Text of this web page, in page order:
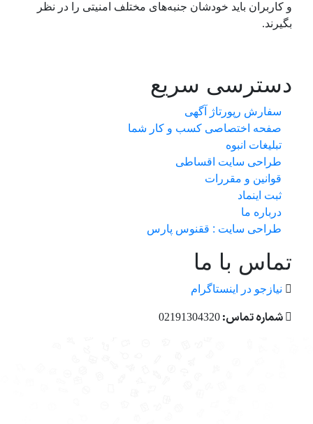
و کاربران باید خودشان جنبه‌های مختلف امنیتی را در نظر
بگیرند.
دسترسی سریع
سفارش رپورتاژ آگهی
صفحه اختصاصی کسب و کار شما
تبلیغات انبوه
طراحی سایت اقساطی
قوانین و مقررات
ثبت اینماد
درباره ما
طراحی سایت : ققنوس پارس
تماس با ما
نیازجو در اینستاگرام
شماره تماس: 02191304320